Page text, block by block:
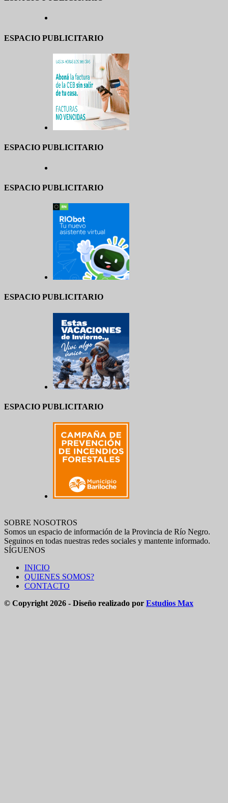
ESPACIO PUBLICITARIO
ESPACIO PUBLICITARIO
ESPACIO PUBLICITARIO
ESPACIO PUBLICITARIO
ESPACIO PUBLICITARIO
SOBRE NOSOTROS
Somos un espacio de información de la Provincia de Río Negro.
Seguinos en todas nuestras redes sociales y mantente informado.
SÍGUENOS
INICIO
QUIENES SOMOS?
CONTACTO
© Copyright 2026 - Diseño realizado por Estudios Max